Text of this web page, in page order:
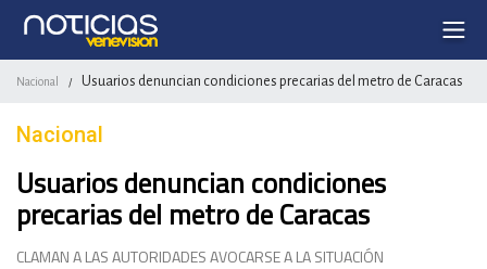
Nacional / Usuarios denuncian condiciones precarias del metro de Caracas
Nacional
Usuarios denuncian condiciones
precarias del metro de Caracas
CLAMAN A LAS AUTORIDADES AVOCARSE A LA SITUACIÓN